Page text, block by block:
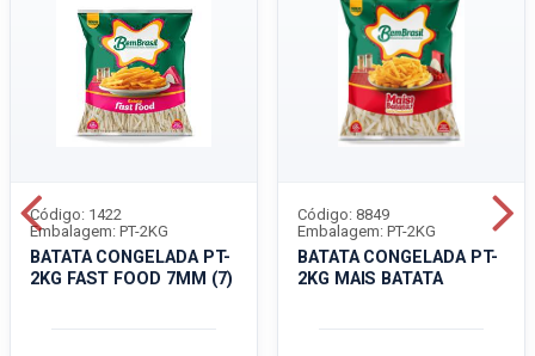
BATATA CONGELADA PT-
2KG FAST FOOD 7MM (7)
Código: 1422
Embalagem: PT-2KG
BATATA CONGELADA PT-
2KG MAIS BATATA
Código: 8849
Embalagem: PT-2KG